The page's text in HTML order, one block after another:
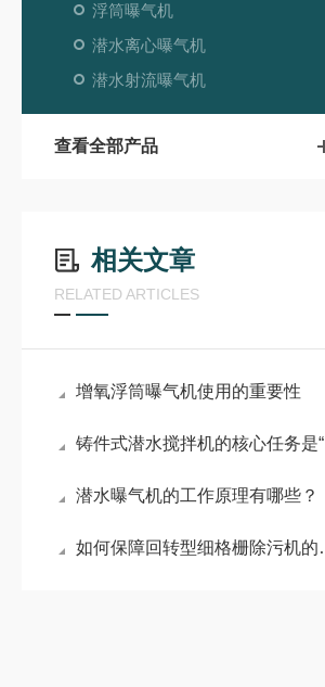
浮筒曝气机
潜水离心曝气机
潜水射流曝气机
查看全部产品
相关文章
RELATED ARTICLES
增氧浮筒曝气机使用的重要性
铸件式潜水搅拌机的核心任务是“搅动水流”
潜水曝气机的工作原理有哪些？
如何保障回转型细格栅除污机的运行稳定？